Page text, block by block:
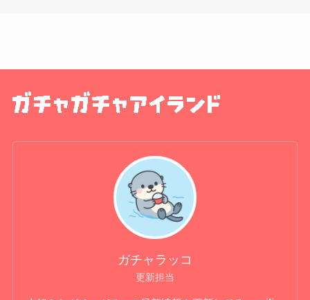
ガチャラッコ
更新担当